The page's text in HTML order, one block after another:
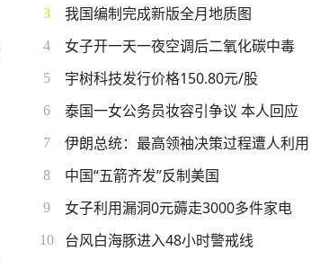
3 我国编制完成新版全月地质图
4 女子开一天一夜空调后二氧化碳中毒
5 宇树科技发行价格150.80元/股
6 泰国一女公务员妆容引争议 本人回应
7 伊朗总统：最高领袖决策过程遭人利用
8 中国“五箭齐发”反制美国
9 女子利用漏洞0元薅走3000多件家电
10 台风白海豚进入48小时警戒线